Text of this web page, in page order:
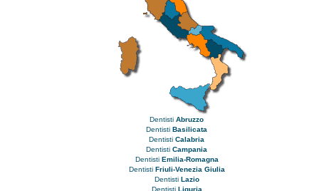
Dentisti Abruzzo
Dentisti Basilicata
Dentisti Calabria
Dentisti Campania
Dentisti Emilia-Romagna
Dentisti Friuli-Venezia Giulia
Dentisti Lazio
Dentisti Liguria